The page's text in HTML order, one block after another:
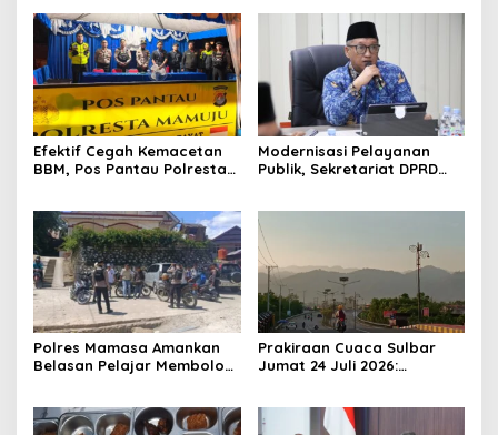
Efektif Cegah Kemacetan
BBM, Pos Pantau Polresta
Modernisasi Pelayanan
Publik, Sekretariat DPRD
Polres Mamasa Amankan
Belasan Pelajar Membolos
ke Sekolah
Prakiraan Cuaca Sulbar
Jumat 24 Juli 2026: